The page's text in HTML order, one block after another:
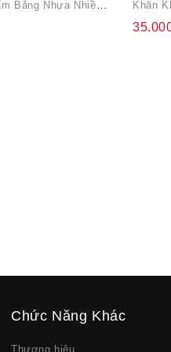
Chức Năng Khác
Thương hiệu